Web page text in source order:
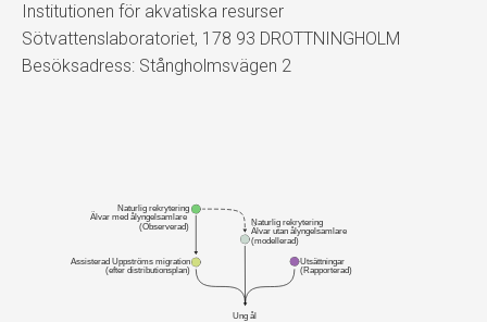
Institutionen för akvatiska resurser
Sötvattenslaboratoriet, 178 93 DROTTNINGHOLM
Besöksadress: Stångholmsvägen 2
Naturlig rekrytering
Älvar utan ålyngelsamlare
(modellerad)
Utsättningar
(Rapporterad)
Naturlig rekrytering
Älvar med ålyngelsamlare
(Observerad)
Assisterad Uppströms migration
(efter distributionsplan)
Ung ål